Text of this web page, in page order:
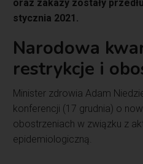
oraz zakazy zostały
stycznia 2021.
Narodowa
restrykcje i
Minister zdrowia Adam
konferencji (17 grudnia) o
obostrzeniach w związku z
epidemiologiczną.